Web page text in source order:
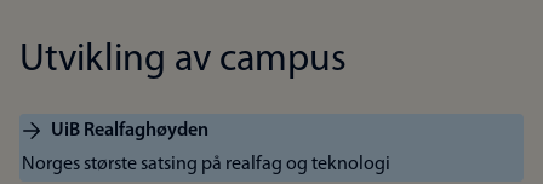
Utvikling av campus
UiB Realfaghøyden
Norges største satsing på realfag og teknologi